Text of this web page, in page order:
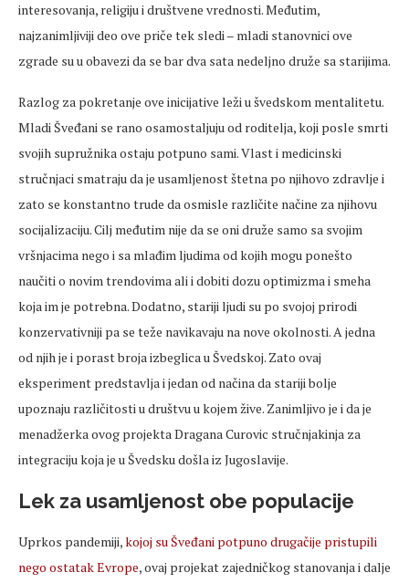
interesovanja, religiju i društvene vrednosti. Međutim,
najzanimljiviji deo ove priče tek sledi – mladi stanovnici ove
zgrade su u obavezi da se bar dva sata nedeljno druže sa starijima.
Razlog za pokretanje ove inicijative leži u švedskom mentalitetu.
Mladi Šveđani se rano osamostaljuju od roditelja, koji posle smrti
svojih supružnika ostaju potpuno sami. Vlast i medicinski
stručnjaci smatraju da je usamljenost štetna po njihovo zdravlje i
zato se konstantno trude da osmisle različite načine za njihovu
socijalizaciju. Cilj međutim nije da se oni druže samo sa svojim
vršnjacima nego i sa mlađim ljudima od kojih mogu ponešto
naučiti o novim trendovima ali i dobiti dozu optimizma i smeha
koja im je potrebna. Dodatno, stariji ljudi su po svojoj prirodi
konzervativniji pa se teže navikavaju na nove okolnosti. A jedna
od njih je i porast broja izbeglica u Švedskoj. Zato ovaj
eksperiment predstavlja i jedan od načina da stariji bolje
upoznaju različitosti u društvu u kojem žive. Zanimljivo je i da je
menadžerka ovog projekta Dragana Curovic stručnjakinja za
integraciju koja je u Švedsku došla iz Jugoslavije.
Lek za usamljenost obe populacije
Uprkos pandemiji,kojoj su Šveđani potpuno drugačije pristupili
nego ostatak Evrope, ovaj projekat zajedničkog stanovanja i dalje